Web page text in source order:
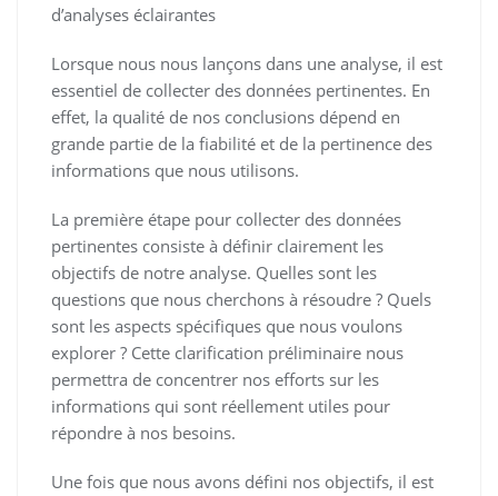
d’analyses éclairantes
Lorsque nous nous lançons dans une analyse, il est
essentiel de collecter des données pertinentes. En
effet, la qualité de nos conclusions dépend en
grande partie de la fiabilité et de la pertinence des
informations que nous utilisons.
La première étape pour collecter des données
pertinentes consiste à définir clairement les
objectifs de notre analyse. Quelles sont les
questions que nous cherchons à résoudre ? Quels
sont les aspects spécifiques que nous voulons
explorer ? Cette clarification préliminaire nous
permettra de concentrer nos efforts sur les
informations qui sont réellement utiles pour
répondre à nos besoins.
Une fois que nous avons défini nos objectifs, il est